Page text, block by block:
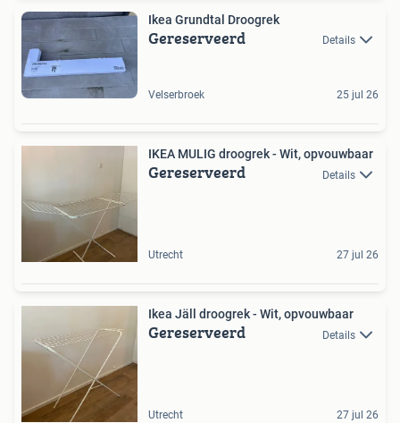
Ikea Grundtal Droogrek
Gereserveerd Details
Velserbroek 25 jul 26
IKEA MULIG droogrek - Wit, opvouwbaar
Gereserveerd Details
Utrecht 27 jul 26
Ikea Jäll droogrek - Wit, opvouwbaar
Gereserveerd Details
Utrecht 27 jul 26